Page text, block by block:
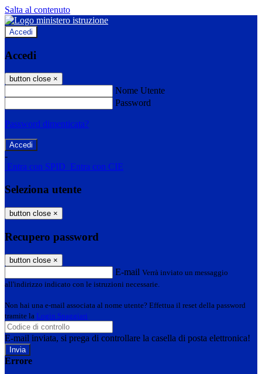
Salta al contenuto
Accedi
Accedi
button close ×
Nome Utente
Password
Password dimenticata?
-
Entra con SPID Entra con CIE
Seleziona utente
button close ×
Recupero password
button close ×
E-mail Verrà inviato un messaggio
all'indirizzo indicato con le istruzioni necessarie.
Non hai una e-mail associata al nome utente? Effettua il reset della password
tramite la Login Spaggiari
E-mail inviata, si prega di controllare la casella di posta elettronica!
Errore